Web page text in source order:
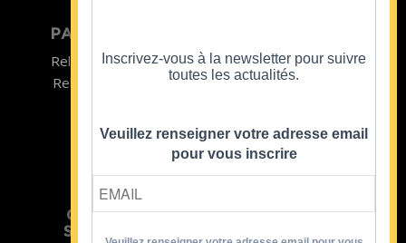
PARTICULIER
Relooking homme
Relooking femme
Team Building
Formations
CRISTINA
SOUTIENT
Inscrivez-vous à la newsletter pour suivre
toutes les actualités.
Veuillez renseigner votre adresse email
pour vous inscrire